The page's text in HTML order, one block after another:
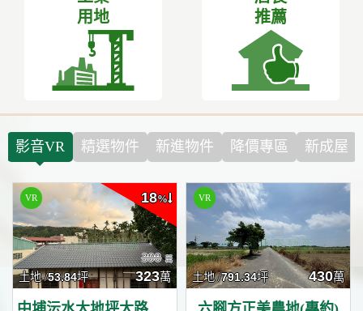
用地
推薦
影音VR 精選物件 新進物件 降價專區 新成屋
土地 /53.84坪
18%
398
323萬 土地 /791.34坪 430萬